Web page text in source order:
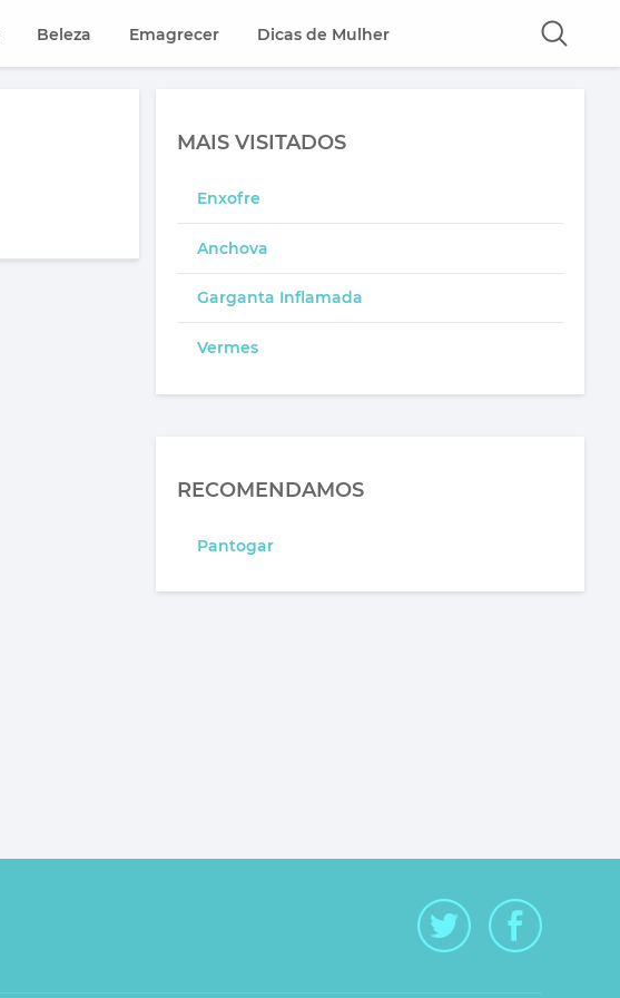
Beleza Emagrecer Dicas de Mulher
MAIS VISITADOS
Enxofre
Anchova
Garganta Inflamada
Vermes
RECOMENDAMOS
Pantogar